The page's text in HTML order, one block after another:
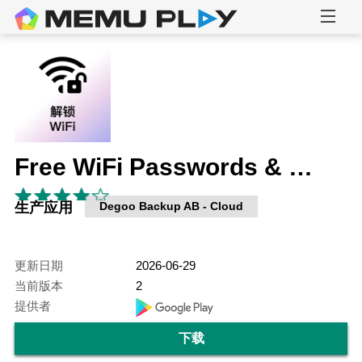
Free WiFi Passwords & Hotspots by Instabridge
生产应用 Degoo Backup AB - Cloud
更新日期
2026-06-29
当前版本
2
提供者
下载